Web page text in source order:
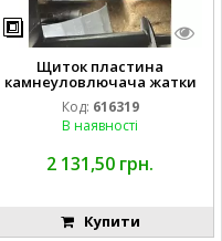
Щиток пластина
камнеуловлючача жатки
FLEX CAT CLAAS
Код: 616319
В наявності
2 131,50 грн.
Купити